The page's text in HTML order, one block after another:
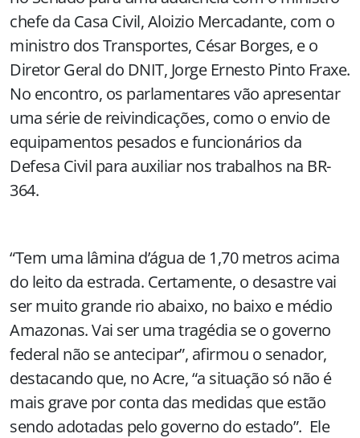
chefe da Casa Civil, Aloizio Mercadante, com o
ministro dos Transportes, César Borges, e o
Diretor Geral do DNIT, Jorge Ernesto Pinto Fraxe.
No encontro, os parlamentares vão apresentar
uma série de reivindicações, como o envio de
equipamentos pesados e funcionários da
Defesa Civil para auxiliar nos trabalhos na BR-
364.
“Tem uma lâmina d’água de 1,70 metros acima
do leito da estrada. Certamente, o desastre vai
ser muito grande rio abaixo, no baixo e médio
Amazonas. Vai ser uma tragédia se o governo
federal não se antecipar”, afirmou o senador,
destacando que, no Acre, “a situação só não é
mais grave por conta das medidas que estão
sendo adotadas pelo governo do estado”. Ele